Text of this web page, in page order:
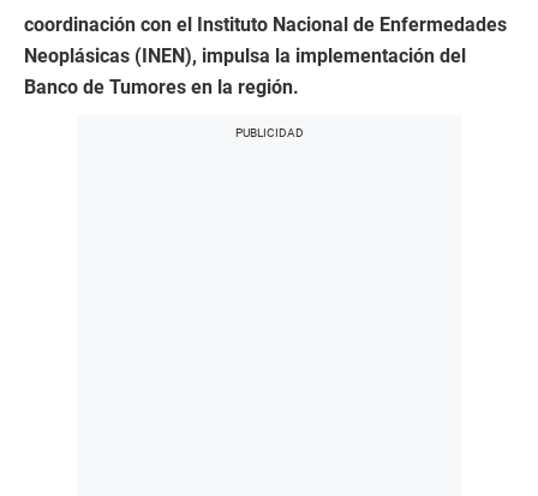
coordinación con el Instituto Nacional de Enfermedades
Neoplásicas (INEN), impulsa la implementación del
Banco de Tumores en la región.